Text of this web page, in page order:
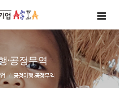
·공정무역
공정여행·공정무역